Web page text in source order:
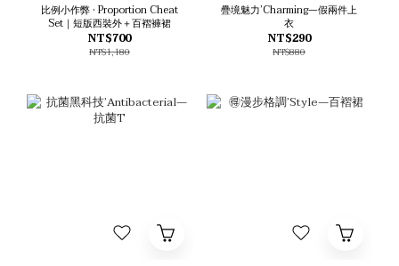
比例小作弊 • Proportion Cheat
Set｜短版西裝外＋百褶褲裙
NT$700
NT$1,180
疊境魅力’Charming—假兩件上
衣
NT$290
NT$880